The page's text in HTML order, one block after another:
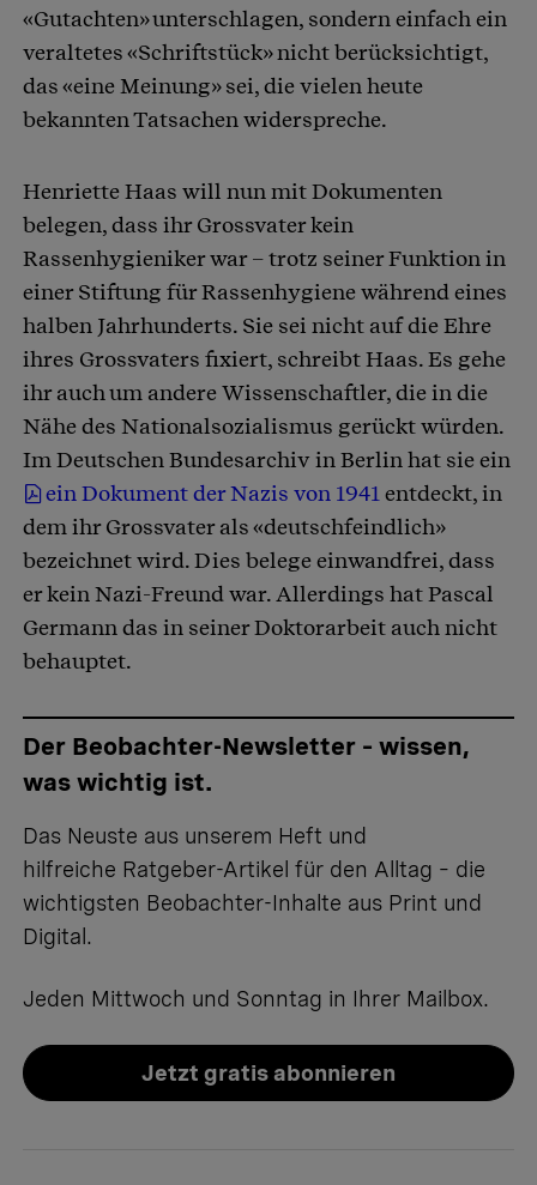
«Gutachten» unterschlagen, sondern einfach ein
veraltetes «Schriftstück» nicht berücksichtigt,
das «eine Meinung» sei, die vielen heute
bekannten Tatsachen widerspreche.
Henriette Haas will nun mit Dokumenten
belegen, dass ihr Grossvater kein
Rassenhygieniker war – trotz seiner Funktion in
einer Stiftung für Rassenhygiene während eines
halben Jahrhunderts. Sie sei nicht auf die Ehre
ihres Grossvaters fixiert, schreibt Haas. Es gehe
ihr auch um andere Wissenschaftler, die in die
Nähe des Nationalsozialismus gerückt würden.
Im Deutschen Bundesarchiv in Berlin hat sie ein
ein Dokument der Nazis von 1941entdeckt, in
dem ihr Grossvater als «deutschfeindlich»
bezeichnet wird. Dies belege einwandfrei, dass
er kein Nazi-Freund war. Allerdings hat Pascal
Germann das in seiner Doktorarbeit auch nicht
behauptet.
Der Beobachter-Newsletter – wissen,
was wichtig ist.
Das Neuste aus unserem Heft und
hilfreiche Ratgeber-Artikel für den Alltag – die
wichtigsten Beobachter-Inhalte aus Print und
Digital.
Jeden Mittwoch und Sonntag in Ihrer Mailbox.
Jetzt gratis abonnieren